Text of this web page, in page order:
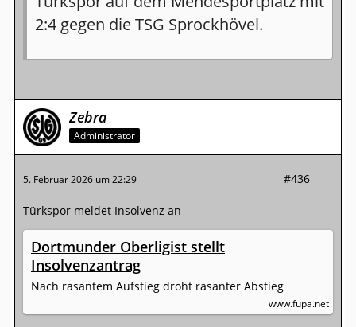
2:4 gegen die TSG Sprockhövel.
Zebra
Administrator
5. Februar 2026 um 22:29 #436
Türkspor meldet Insolvenz an
Dortmunder Oberligist stellt
Insolvenzantrag
Nach rasantem Aufstieg droht rasanter Abstieg
www.fupa.net